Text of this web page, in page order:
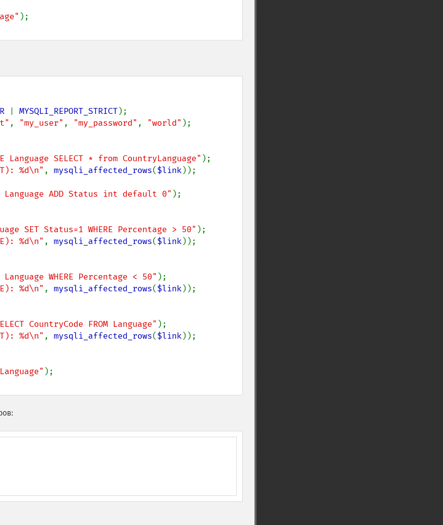
MYSQLI_REPORT_STRICT
, "my_user" , "my_password" , "world" );
Language SELECT * from CountryLanguage"
%d\n" , mysqli_affected_rows($link));
Language ADD Status int default 0" );
SET Status=1 WHERE Percentage > 50"
%d\n" , mysqli_affected_rows($link));
Language WHERE Percentage < 50"
%d\n" , mysqli_affected_rows($link));
CountryCode FROM Language"
%d\n" , mysqli_affected_rows($link));